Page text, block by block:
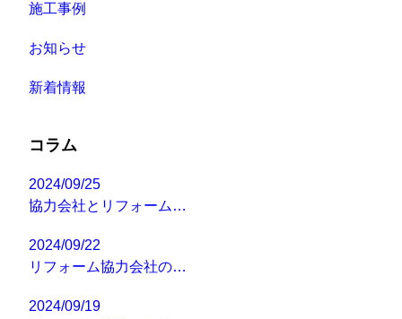
施工事例
お知らせ
新着情報
コラム
2024/09/25
協力会社とリフォーム…
2024/09/22
リフォーム協力会社の…
2024/09/19